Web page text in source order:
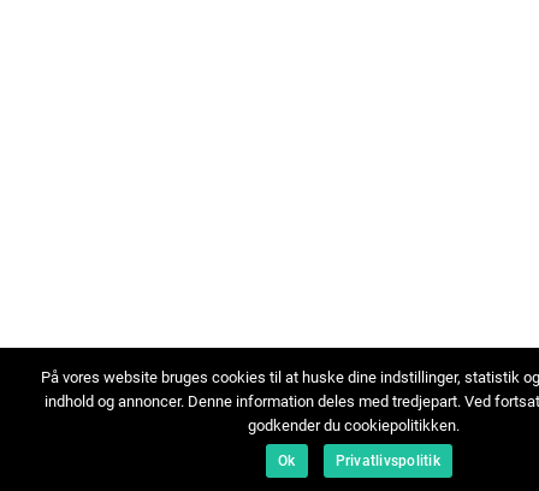
På vores website bruges cookies til at huske dine indstillinger, statistik
indhold og annoncer. Denne information deles med tredjepart. Ved
godkender du cookiepolitikken.
Ok Privatlivspolitik